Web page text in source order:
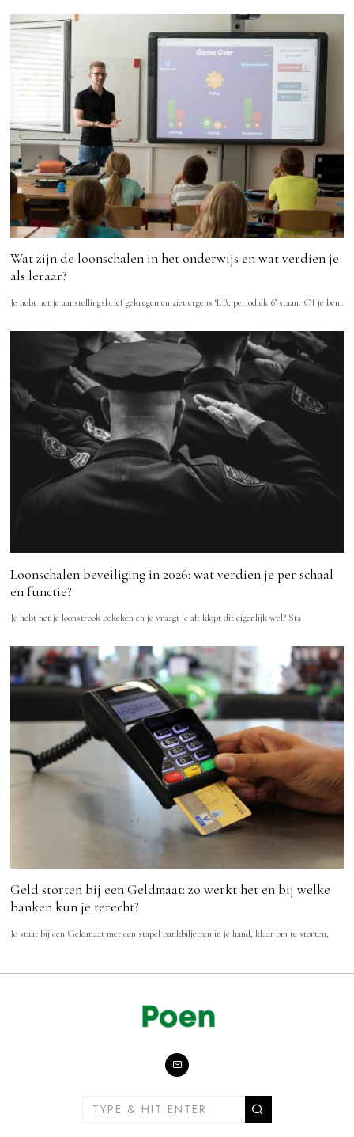
Wat zijn de loonschalen in het onderwijs en wat verdien je
als leraar?
Je hebt net je aanstellingsbrief gekregen en ziet ergens ‘LB, periodiek 6’ staan. Of je bent
Loonschalen beveiliging in 2026: wat verdien je per schaal
en functie?
Je hebt net je loonstrook bekeken en je vraagt je af: klopt dit eigenlijk wel? Sta
Geld storten bij een Geldmaat: zo werkt het en bij welke
banken kun je terecht?
Je staat bij een Geldmaat met een stapel bankbiljetten in je hand, klaar om te storten,